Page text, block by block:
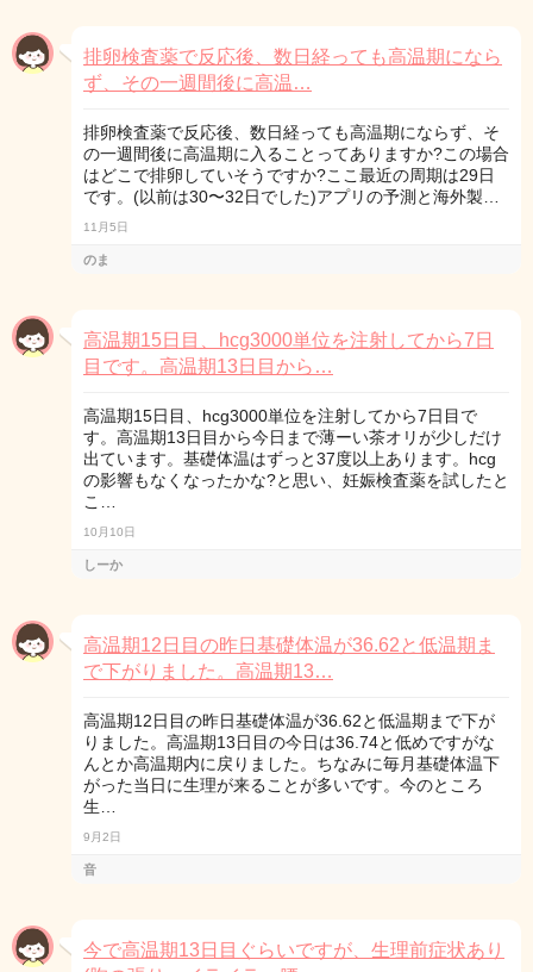
排卵検査薬で反応後、数日経っても高温期になら
ず、その一週間後に高温…
排卵検査薬で反応後、数日経っても高温期にならず、そ
の一週間後に高温期に入ることってありますか?この場合
はどこで排卵していそうですか?ここ最近の周期は29日
です。(以前は30〜32日でした)アプリの予測と海外製…
11月5日
のま
高温期15日目、hcg3000単位を注射してから7日
目です。高温期13日目から…
高温期15日目、hcg3000単位を注射してから7日目で
す。高温期13日目から今日まで薄ーい茶オリが少しだけ
出ています。基礎体温はずっと37度以上あります。hcg
の影響もなくなったかな?と思い、妊娠検査薬を試したと
こ…
10月10日
しーか
高温期12日目の昨日基礎体温が36.62と低温期ま
で下がりました。高温期13…
高温期12日目の昨日基礎体温が36.62と低温期まで下が
りました。高温期13日目の今日は36.74と低めですがな
んとか高温期内に戻りました。ちなみに毎月基礎体温下
がった当日に生理が来ることが多いです。今のところ
生…
9月2日
音
今で高温期13日目ぐらいですが、生理前症状あり